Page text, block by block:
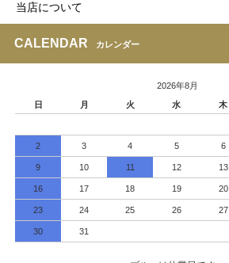
当店について
CALENDAR カレンダー
2026年8月
日
月 火 水 木
2 3 4 5 6
9 10 11 12 13
16 17 18 19 20
23 24 25 26 27
30 31